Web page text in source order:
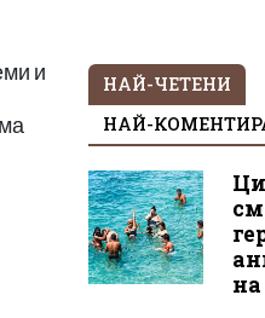
и
НАЙ-ЧЕТЕНИ
НАЙ-